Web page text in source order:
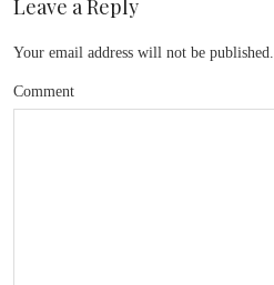
Leave a Reply
Your email address will not be published.
Comment